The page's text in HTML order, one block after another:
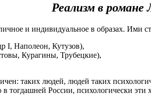
Реализм в
и индивидуальное в образах. Ими
I, Наполеон, Кутузов),
Курагины, Трубецкие),
таких людей, людей таких
тогдашней России, психологически